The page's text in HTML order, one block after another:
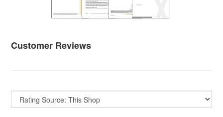
Customer Reviews